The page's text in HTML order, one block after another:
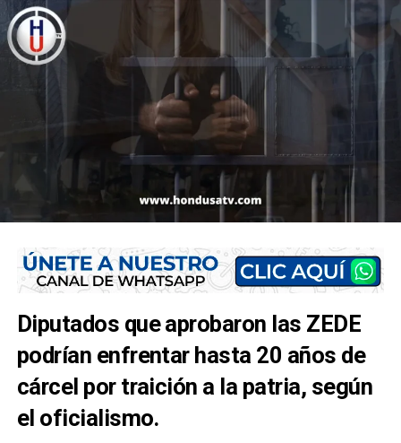
Diputados que aprobaron las ZEDE
podrían enfrentar hasta 20 años de
cárcel por traición a la patria, según
el oficialismo.